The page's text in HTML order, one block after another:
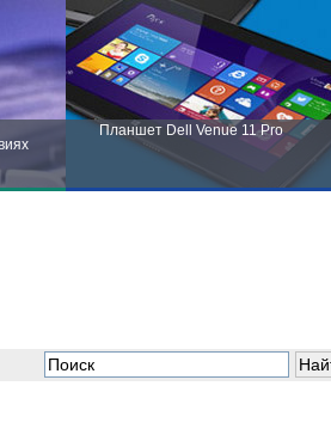
Планшет Dell Venue 11 Pro